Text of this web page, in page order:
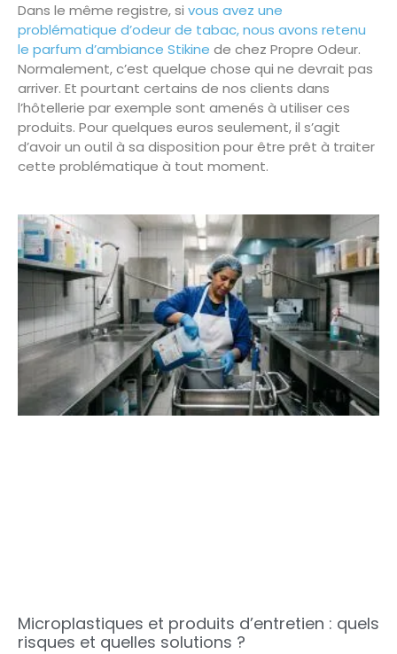
Dans le même registre, si vous avez une
problématique d’odeur de tabac, nous avons retenu
le parfum d’ambiance Stikine de chez Propre Odeur.
Normalement, c’est quelque chose qui ne devrait pas
arriver. Et pourtant certains de nos clients dans
l’hôtellerie par exemple sont amenés à utiliser ces
produits. Pour quelques euros seulement, il s’agit
d’avoir un outil à sa disposition pour être prêt à traiter
cette problématique à tout moment.
Microplastiques et produits d’entretien : quels
risques et quelles solutions ?